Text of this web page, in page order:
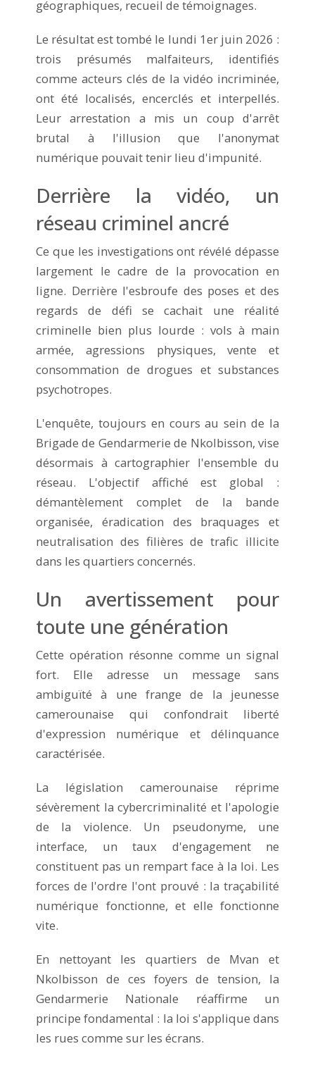
géographiques, recueil de témoignages.
Le résultat est tombé le lundi 1er juin 2026 :
trois présumés malfaiteurs, identifiés
comme acteurs clés de la vidéo incriminée,
ont été localisés, encerclés et interpellés.
Leur arrestation a mis un coup d'arrêt
brutal à l'illusion que l'anonymat
numérique pouvait tenir lieu d'impunité.
Derrière la vidéo, un
réseau criminel ancré
Ce que les investigations ont révélé dépasse
largement le cadre de la provocation en
ligne. Derrière l'esbroufe des poses et des
regards de défi se cachait une réalité
criminelle bien plus lourde : vols à main
armée, agressions physiques, vente et
consommation de drogues et substances
psychotropes.
L'enquête, toujours en cours au sein de la
Brigade de Gendarmerie de Nkolbisson, vise
désormais à cartographier l'ensemble du
réseau. L'objectif affiché est global :
démantèlement complet de la bande
organisée, éradication des braquages et
neutralisation des filières de trafic illicite
dans les quartiers concernés.
Un avertissement pour
toute une génération
Cette opération résonne comme un signal
fort. Elle adresse un message sans
ambiguïté à une frange de la jeunesse
camerounaise qui confondrait liberté
d'expression numérique et délinquance
caractérisée.
La législation camerounaise réprime
sévèrement la cybercriminalité et l'apologie
de la violence. Un pseudonyme, une
interface, un taux d'engagement ne
constituent pas un rempart face à la loi. Les
forces de l'ordre l'ont prouvé : la traçabilité
numérique fonctionne, et elle fonctionne
vite.
En nettoyant les quartiers de Mvan et
Nkolbisson de ces foyers de tension, la
Gendarmerie Nationale réaffirme un
principe fondamental : la loi s'applique dans
les rues comme sur les écrans.